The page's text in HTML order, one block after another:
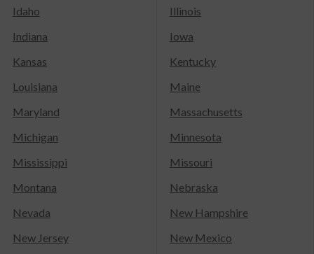
Idaho
Illinois
Indiana
Iowa
Kansas
Kentucky
Louisiana
Maine
Maryland
Massachusetts
Michigan
Minnesota
Mississippi
Missouri
Montana
Nebraska
Nevada
New Hampshire
New Jersey
New Mexico